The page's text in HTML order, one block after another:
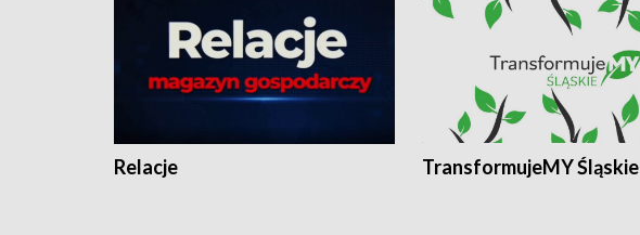
Relacje TransformujeMY Śląskie